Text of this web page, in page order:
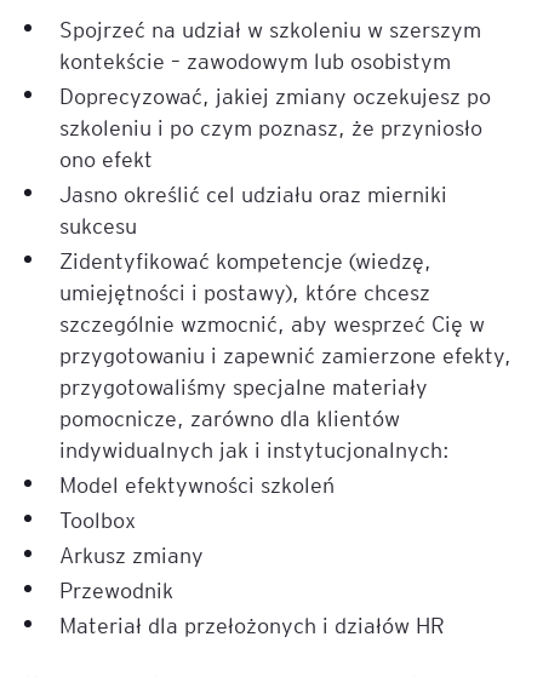
Spojrzeć na udział w szkoleniu w szerszym
kontekście – zawodowym lub osobistym
Doprecyzować, jakiej zmiany oczekujesz po
szkoleniu i po czym poznasz, że przyniosło
ono efekt
Jasno określić cel udziału oraz mierniki
sukcesu
Zidentyfikować kompetencje (wiedzę,
umiejętności i postawy), które chcesz
szczególnie wzmocnić, aby wesprzeć Cię w
przygotowaniu i zapewnić zamierzone efekty,
przygotowaliśmy specjalne materiały
pomocnicze, zarówno dla klientów
indywidualnych jak i instytucjonalnych:
Model efektywności szkoleń
Toolbox
Arkusz zmiany
Przewodnik
Materiał dla przełożonych i działów HR